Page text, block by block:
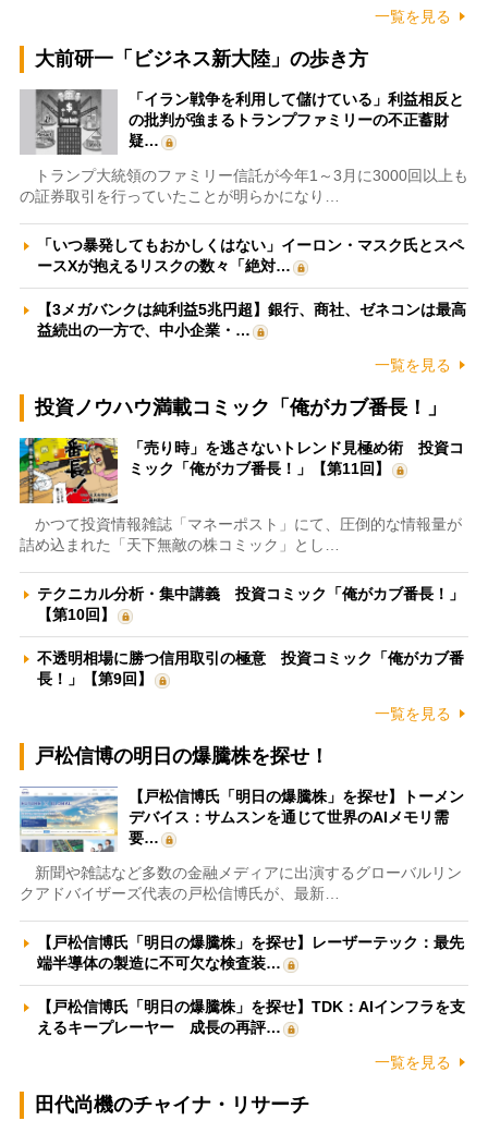
一覧を見る
大前研一「ビジネス新大陸」の歩き方
「イラン戦争を利用して儲けている」利益相反と
の批判が強まるトランプファミリーの不正蓄財
疑…
トランプ大統領のファミリー信託が今年1～3月に3000回以上も
の証券取引を行っていたことが明らかになり…
「いつ暴発してもおかしくはない」イーロン・マスク氏とスペ
ースXが抱えるリスクの数々「絶対…
【3メガバンクは純利益5兆円超】銀行、商社、ゼネコンは最高
益続出の一方で、中小企業・…
一覧を見る
投資ノウハウ満載コミック「俺がカブ番長！」
「売り時」を逃さないトレンド見極め術 投資コ
ミック「俺がカブ番長！」【第11回】
かつて投資情報雑誌「マネーポスト」にて、圧倒的な情報量が
詰め込まれた「天下無敵の株コミック」とし…
テクニカル分析・集中講義 投資コミック「俺がカブ番長！」
【第10回】
不透明相場に勝つ信用取引の極意 投資コミック「俺がカブ番
長！」【第9回】
一覧を見る
戸松信博の明日の爆騰株を探せ！
【戸松信博氏「明日の爆騰株」を探せ】トーメン
デバイス：サムスンを通じて世界のAIメモリ需
要…
新聞や雑誌など多数の金融メディアに出演するグローバルリン
クアドバイザーズ代表の戸松信博氏が、最新…
【戸松信博氏「明日の爆騰株」を探せ】レーザーテック：最先
端半導体の製造に不可欠な検査装…
【戸松信博氏「明日の爆騰株」を探せ】TDK：AIインフラを支
えるキープレーヤー 成長の再評…
一覧を見る
田代尚機のチャイナ・リサーチ